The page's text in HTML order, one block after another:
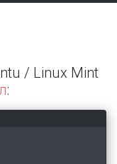
/ Linux Mint
: